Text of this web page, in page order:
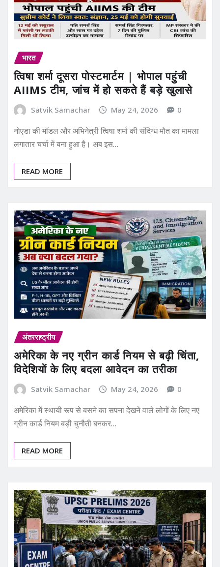
भारत
त्विषा शर्मा दूसरा पोस्टमार्टम | भोपाल पहुंची
AIIMS टीम, जांच में हो सकते हैं बड़े खुलासे
Satvik Samachar May 24, 2026 0
नोएडा की मॉडल और अभिनेत्री त्विषा शर्मा की संदिग्ध मौत का मामला
लगातार चर्चा में बना हुआ है। अब इस…
READ MORE
अंतरराष्ट्रीय
अमेरिका के नए ग्रीन कार्ड नियम से बढ़ी चिंता,
विदेशियों के लिए बदला आवेदन का तरीका
Satvik Samachar May 24, 2026 0
अमेरिका में स्थायी रूप से बसने का सपना देखने वाले लोगों के लिए नए
ग्रीन कार्ड नियम बड़ी चुनौती बनकर…
READ MORE